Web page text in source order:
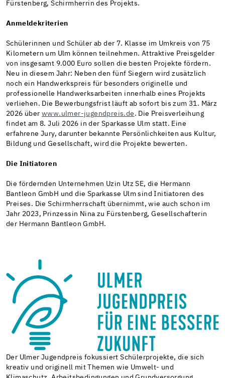
Fürstenberg, Schirmherrin des Projekts.
Anmeldekriterien
Schülerinnen und Schüler ab der 7. Klasse im Umkreis von 75
Kilometern um Ulm können teilnehmen. Attraktive Preisgelder
von insgesamt 9.000 Euro sollen die besten Projekte fördern.
Neu in diesem Jahr: Neben den fünf Siegern wird zusätzlich
noch ein Handwerkspreis für besonders originelle und
professionelle Handwerksarbeiten innerhalb eines Projekts
verliehen. Die Bewerbungsfrist läuft ab sofort bis zum 31. März
2026 überwww.ulmer-jugendpreis.de . Die Preisverleihung
findet am 8. Juli 2026 in der Sparkasse Ulm statt. Eine
erfahrene Jury, darunter bekannte Persönlichkeiten aus Kultur,
Bildung und Gesellschaft, wird die Projekte bewerten.
Die Initiatoren
Die fördernden Unternehmen Uzin Utz SE, die Hermann
Bantleon GmbH und die Sparkasse Ulm sind Initiatoren des
Preises. Die Schirmherrschaft übernimmt, wie auch schon im
Jahr 2023, Prinzessin Nina zu Fürstenberg, Gesellschafterin
der Hermann Bantleon GmbH.
Der Ulmer Jugendpreis fokussiert Schülerprojekte, die sich
kreativ und originell mit Themen wie Umwelt- und